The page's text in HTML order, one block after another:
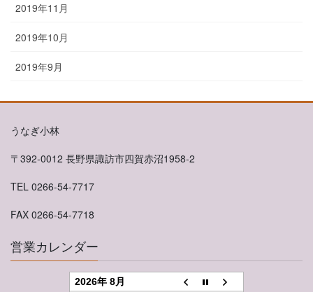
2019年11月
2019年10月
2019年9月
うなぎ小林
〒392-0012 長野県諏訪市四賀赤沼1958-2
TEL 0266-54-7717
FAX 0266-54-7718
営業カレンダー
2026年 8月